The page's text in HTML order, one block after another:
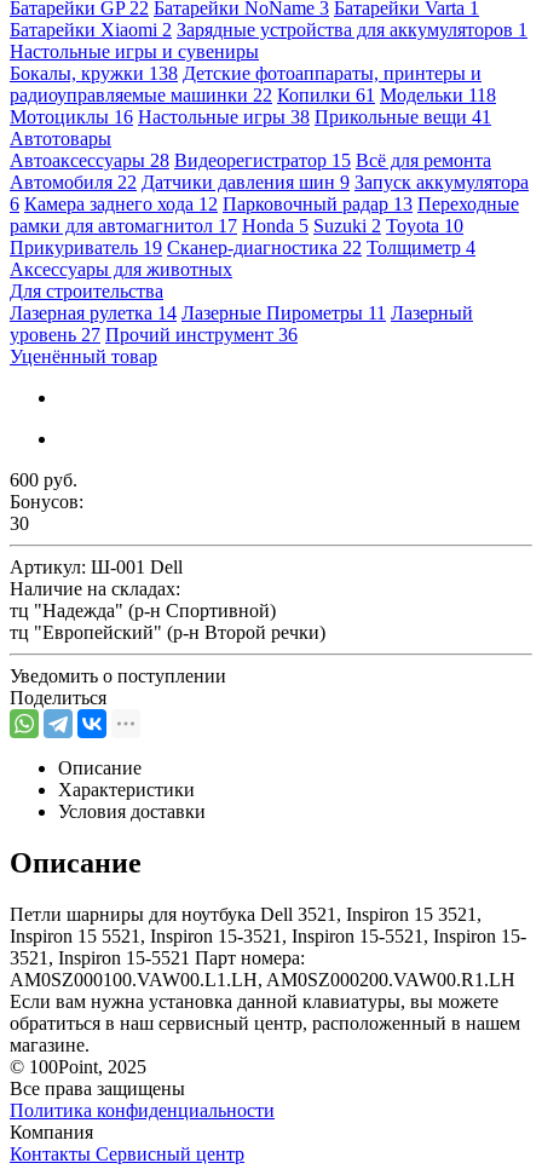
Батарейки GP 22 Батарейки NoName 3 Батарейки Varta 1
Батарейки Xiaomi 2 Зарядные устройства для аккумуляторов 1
Настольные игры и сувениры
Бокалы, кружки 138 Детские фотоаппараты, принтеры и
радиоуправляемые машинки 22 Копилки 61 Модельки 118
Мотоциклы 16 Настольные игры 38 Прикольные вещи 41
Автотовары
Автоаксессуары 28 Видеорегистратор 15 Всё для ремонта
Автомобиля 22 Датчики давления шин 9 Запуск аккумулятора
6 Камера заднего хода 12 Парковочный радар 13 Переходные
рамки для автомагнитол 17 Honda 5 Suzuki 2 Toyota 10
Прикуриватель 19 Сканер-диагностика 22 Толщиметр 4
Аксессуары для животных
Для строительства
Лазерная рулетка 14 Лазерные Пирометры 11 Лазерный
уровень 27 Прочий инструмент 36
Уценённый товар
600 руб.
Бонусов:
30
Артикул: Ш-001 Dell
Наличие на складах:
тц "Надежда" (р-н Спортивной)
тц "Европейский" (р-н Второй речки)
Уведомить о поступлении
Поделиться
Описание
Характеристики
Условия доставки
Описание
Петли шарниры для ноутбука Dell 3521, Inspiron 15 3521,
Inspiron 15 5521, Inspiron 15-3521, Inspiron 15-5521, Inspiron 15-
3521, Inspiron 15-5521 Парт номера:
AM0SZ000100.VAW00.L1.LH, AM0SZ000200.VAW00.R1.LH
Если вам нужна установка данной клавиатуры, вы можете
обратиться в наш сервисный центр, расположенный в нашем
магазине.
© 100Point, 2025
Все права защищены
Политика конфиденциальности
Компания
Контакты Сервисный центр